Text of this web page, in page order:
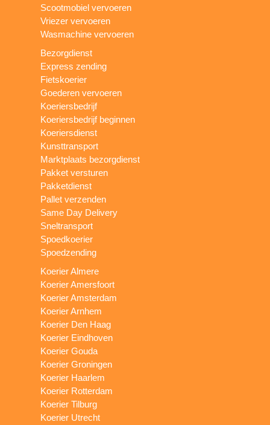
Scootmobiel vervoeren
Vriezer vervoeren
Wasmachine vervoeren
Bezorgdienst
Express zending
Fietskoerier
Goederen vervoeren
Koeriersbedrijf
Koeriersbedrijf beginnen
Koeriersdienst
Kunsttransport
Marktplaats bezorgdienst
Pakket versturen
Pakketdienst
Pallet verzenden
Same Day Delivery
Sneltransport
Spoedkoerier
Spoedzending
Koerier Almere
Koerier Amersfoort
Koerier Amsterdam
Koerier Arnhem
Koerier Den Haag
Koerier Eindhoven
Koerier Gouda
Koerier Groningen
Koerier Haarlem
Koerier Rotterdam
Koerier Tilburg
Koerier Utrecht